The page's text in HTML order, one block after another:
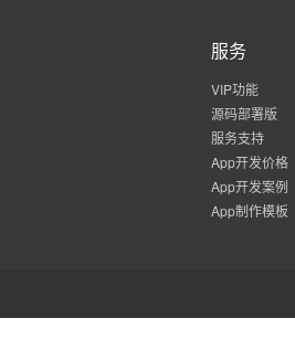
服务
VIP功能
源码部署版
服务支持
App开发价格
App开发案例
App制作模板